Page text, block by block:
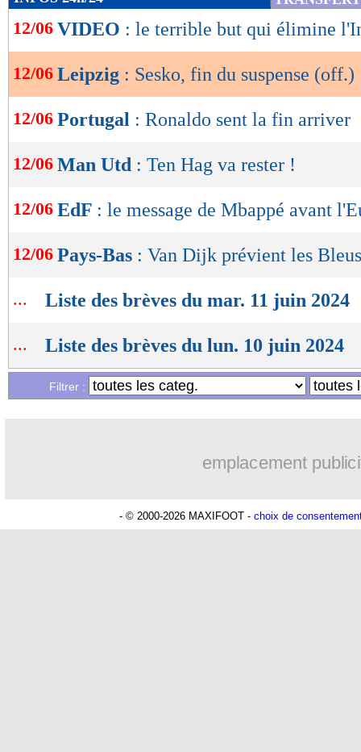
Lu 9.351 fois- Gilles Campos -
de
lecture
OK
12/06 VIDEO : le terrible but qui élimine
12/06 Leipzig : Sesko, fin du suspense (off.)
12/06 Portugal : Ronaldo sent la fin arriver
12/06 Man Utd : Ten Hag va rester !
12/06 EdF : le message de Mbappé avant
12/06 Pays-Bas : Van Dijk prévient les Bleus
... Liste des brèves du mar. 11 juin 2024
... Liste des brèves du lun. 10 juin 2024
Filtrer :
emplacement
- © 2000-2026 MAXIFOOT - choix de